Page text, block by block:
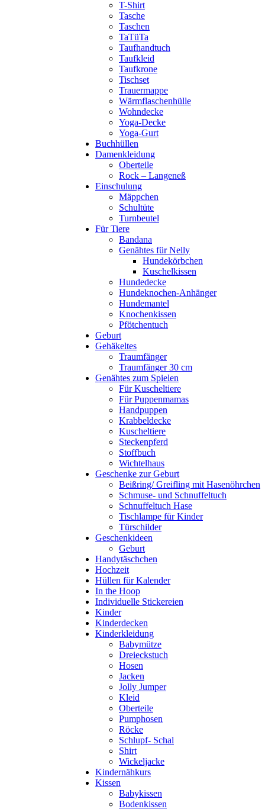
T-Shirt
Tasche
Taschen
TaTüTa
Taufhandtuch
Taufkleid
Taufkrone
Tischset
Trauermappe
Wärmflaschenhülle
Wohndecke
Yoga-Decke
Yoga-Gurt
Buchhüllen
Damenkleidung
Oberteile
Rock – Langeneß
Einschulung
Mäppchen
Schultüte
Turnbeutel
Für Tiere
Bandana
Genähtes für Nelly
Hundekörbchen
Kuschelkissen
Hundedecke
Hundeknochen-Anhänger
Hundemantel
Knochenkissen
Pfötchentuch
Geburt
Gehäkeltes
Traumfänger
Traumfänger 30 cm
Genähtes zum Spielen
Für Kuscheltiere
Für Puppenmamas
Handpuppen
Krabbeldecke
Kuscheltiere
Steckenpferd
Stoffbuch
Wichtelhaus
Geschenke zur Geburt
Beißring/ Greifling mit Hasenöhrchen
Schmuse- und Schnuffeltuch
Schnuffeltuch Hase
Tischlampe für Kinder
Türschilder
Geschenkideen
Geburt
Handytäschchen
Hochzeit
Hüllen für Kalender
In the Hoop
Individuelle Stickereien
Kinder
Kinderdecken
Kinderkleidung
Babymütze
Dreieckstuch
Hosen
Jacken
Jolly Jumper
Kleid
Oberteile
Pumphosen
Röcke
Schlupf- Schal
Shirt
Wickeljacke
Kindernähkurs
Kissen
Babykissen
Bodenkissen